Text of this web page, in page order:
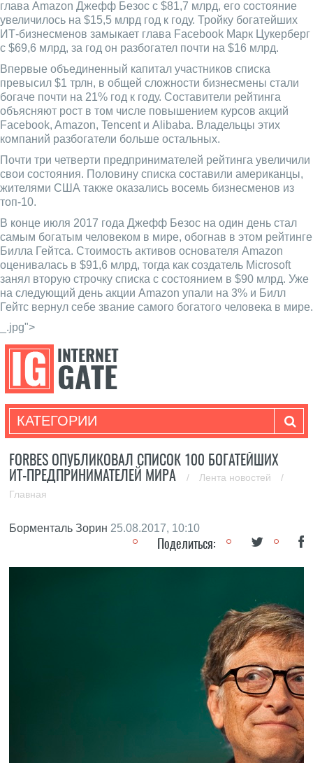
глава Amazon Джефф Безос с $81,7 млрд, его состояние
увеличилось на $15,5 млрд год к году. Тройку богатейших
ИТ-бизнесменов замыкает глава Facebook Марк Цукерберг
c $69,6 млрд, за год он разбогател почти на $16 млрд.
Впервые объединенный капитал участников списка
превысил $1 трлн, в общей сложности бизнесмены стали
богаче почти на 21% год к году. Составители рейтинга
объясняют рост в том числе повышением курсов акций
Facebook, Amazon, Tencent и Alibaba. Владельцы этих
компаний разбогатели больше остальных.
Почти три четверти предпринимателей рейтинга увеличили
свои состояния. Половину списка составили американцы,
жителями США также оказались восемь бизнесменов из
топ-10.
В конце июля 2017 года Джефф Безос на один день стал
самым богатым человеком в мире, обогнав в этом рейтинге
Билла Гейтса. Стоимость активов основателя Amazon
оценивалась в $91,6 млрд, тогда как создатель Microsoft
занял вторую строчку списка с состоянием в $90 млрд. Уже
на следующий день акции Amazon упали на 3% и Билл
Гейтс вернул себе звание самого богатого человека в мире.
_.jpg">
КАТЕГОРИИ
FORBES ОПУБЛИКОВАЛ СПИСОК 100 БОГАТЕЙШИХ
ИТ-ПРЕДПРИНИМАТЕЛЕЙ МИРА
/ Лента новостей
/
Главная
Борменталь Зорин 25.08.2017, 10:10
Поделиться: